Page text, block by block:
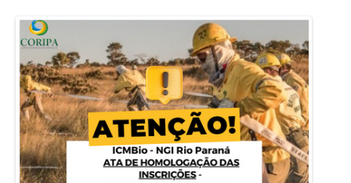
NOTÍCIAS
FAQ
PROJETOS
AGENDA
FOTOS